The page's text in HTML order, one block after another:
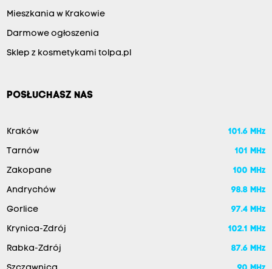
Mieszkania w Krakowie
Darmowe ogłoszenia
Sklep z kosmetykami tolpa.pl
POSŁUCHASZ NAS
Kraków 101.6 MHz
Tarnów 101 MHz
Zakopane 100 MHz
Andrychów 98.8 MHz
Gorlice 97.4 MHz
Krynica-Zdrój 102.1 MHz
Rabka-Zdrój 87.6 MHz